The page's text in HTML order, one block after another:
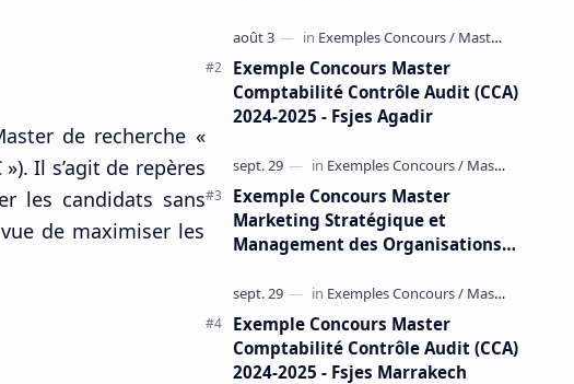
de recherche «
Il s’agit de repères
les candidats sans
de maximiser les
d'accès au Master Gestion Financière
Comp…
Exemple Concours Master
Comptabilité Contrôle Audit (CCA)
2024-2025 - Fsjes Agadir
Exemple Concours Master
Marketing Stratégique et
Management des Organisations
Exemple Concours Master
Comptabilité Contrôle Audit (CCA)
2024-2025 - Fsjes Marrakech